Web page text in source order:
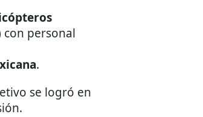
personal
.
se logró en